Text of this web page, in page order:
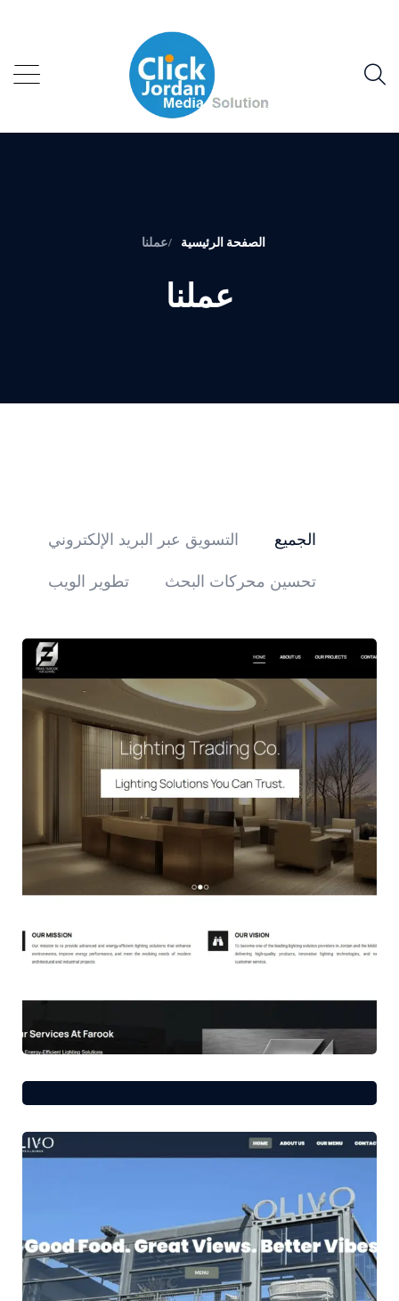
الصفحة الرئيسية عملنا
عملنا
الجميع التسويق عبر البريد الإلكتروني
تحسين محركات البحث تطوير الويب